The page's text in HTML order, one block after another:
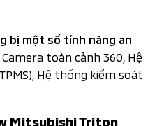
Auto
lập